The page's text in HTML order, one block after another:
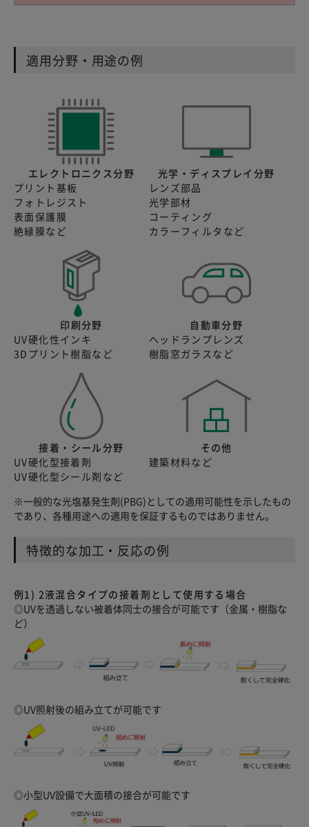
適用分野・用途の例
エレクトロニクス分野
プリント基板
フォトレジスト
表面保護膜
絶縁膜など
光学・ディスプレイ分野
レンズ部品
光学部材
コーティング
カラーフィルタなど
印刷分野
UV硬化性インキ
3Dプリント樹脂など
自動車分野
ヘッドランプレンズ
樹脂窓ガラスなど
接着・シール分野
UV硬化型接着剤
UV硬化型シール剤など
その他
建築材料など
※一般的な光塩基発生剤(PBG)としての適用可能性を示したもの
であり、各種用途への適用を保証するものではありません。
特徴的な加工・反応の例
例1) 2液混合タイプの接着剤として使用する場合
◎UVを透過しない被着体同士の接合が可能です（金属・樹脂な
ど）
◎UV照射後の組み立てが可能です
◎小型UV設備で大面積の接合が可能です